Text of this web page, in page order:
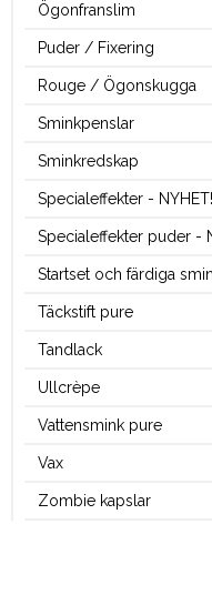
Ögonfranslim
Puder / Fixering
Rouge / Ögonskugga
Sminkpenslar
Sminkredskap
Specialeffekter - NYHET!
Specialeffekter puder -
Startset och färdiga
Täckstift pure
Tandlack
Ullcrèpe
Vattensmink pure
Vax
Zombie kapslar